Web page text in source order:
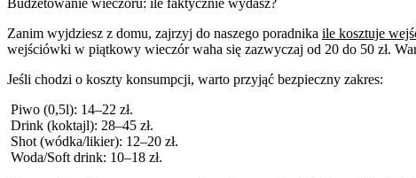
Zanim wyjdziesz z domu, zajrzyj do naszego poradnika ile kosztuje
wejściówki w piątkowy wieczór waha się zazwyczaj od 20 do 50 zł.
Jeśli chodzi o koszty konsumpcji, warto przyjąć bezpieczny zakres:
Piwo (0,5l): 14–22 zł.
Drink (koktajl): 28–45 zł.
Shot (wódka/likier): 12–20 zł.
Woda/Soft drink: 10–18 zł.